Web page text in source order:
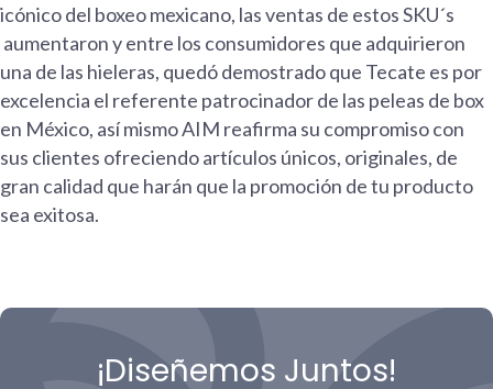
icónico del boxeo mexicano, las ventas de estos SKU´s
aumentaron y entre los consumidores que adquirieron
una de las hieleras, quedó demostrado que Tecate es por
excelencia el referente patrocinador de las peleas de box
en México, así mismo AIM reafirma su compromiso con
sus clientes ofreciendo artículos únicos, originales, de
gran calidad que harán que la promoción de tu producto
sea exitosa.
¡Diseñemos Juntos!